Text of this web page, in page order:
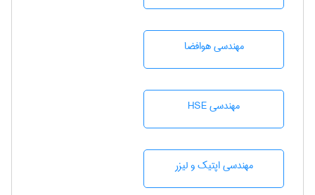
مهندسی هوافضا
مهندسی HSE
مهندسی اپتیک و لیزر